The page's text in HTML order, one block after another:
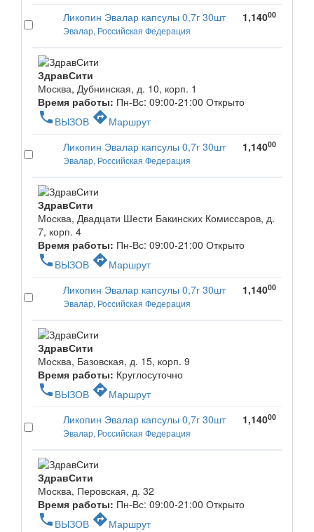
Ликопин Эвалар капсулы 0,7г 30шт
Эвалар, Российская Федерация
1,14000
ЗдравСити
Москва, Дубнинская, д. 10, корп. 1
Время работы: Пн-Вс: 09:00-21:00 Открыто
phone ВЫЗОВ directionsМаршрут
Ликопин Эвалар капсулы 0,7г 30шт
Эвалар, Российская Федерация
1,14000
ЗдравСити
Москва, Двадцати Шести Бакинских Комиссаров, д.
7, корп. 4
Время работы: Пн-Вс: 09:00-21:00 Открыто
phone ВЫЗОВ directionsМаршрут
Ликопин Эвалар капсулы 0,7г 30шт
Эвалар, Российская Федерация
1,14000
ЗдравСити
Москва, Базовская, д. 15, корп. 9
Время работы: Круглосуточно
phone ВЫЗОВ directionsМаршрут
Ликопин Эвалар капсулы 0,7г 30шт
Эвалар, Российская Федерация
1,14000
ЗдравСити
Москва, Перовская, д. 32
Время работы: Пн-Вс: 09:00-21:00 Открыто
phone ВЫЗОВ directionsМаршрут